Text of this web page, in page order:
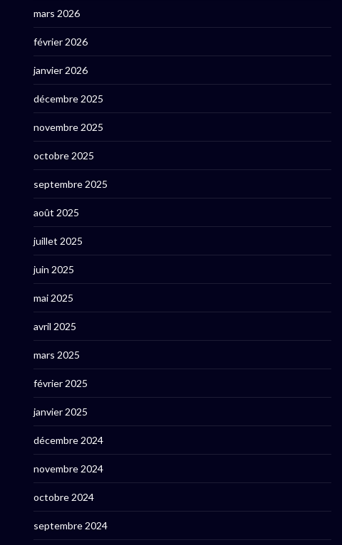
mars 2026
février 2026
janvier 2026
décembre 2025
novembre 2025
octobre 2025
septembre 2025
août 2025
juillet 2025
juin 2025
mai 2025
avril 2025
mars 2025
février 2025
janvier 2025
décembre 2024
novembre 2024
octobre 2024
septembre 2024